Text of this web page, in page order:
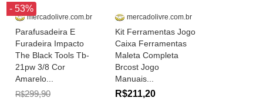
- 53%
mercadolivre.com.br
Parafusadeira E
Furadeira Impacto
The Black Tools Tb-
21pw 3/8 Cor
Amarelo...
R$299,90
mercadolivre.com.br
Kit Ferramentas Jogo
Caixa Ferramentas
Maleta Completa
Brcost Jogo
Manuais...
R$211,20